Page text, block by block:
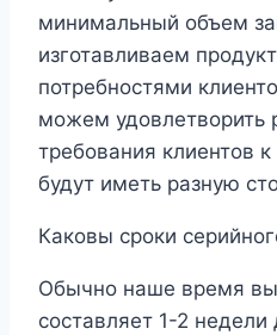
минимальный объем
изготавливаем
потребностями
можем удовлетворить
требования клиентов
будут иметь разную
Каковы сроки
Обычно наше время
составляет 1-2 недели